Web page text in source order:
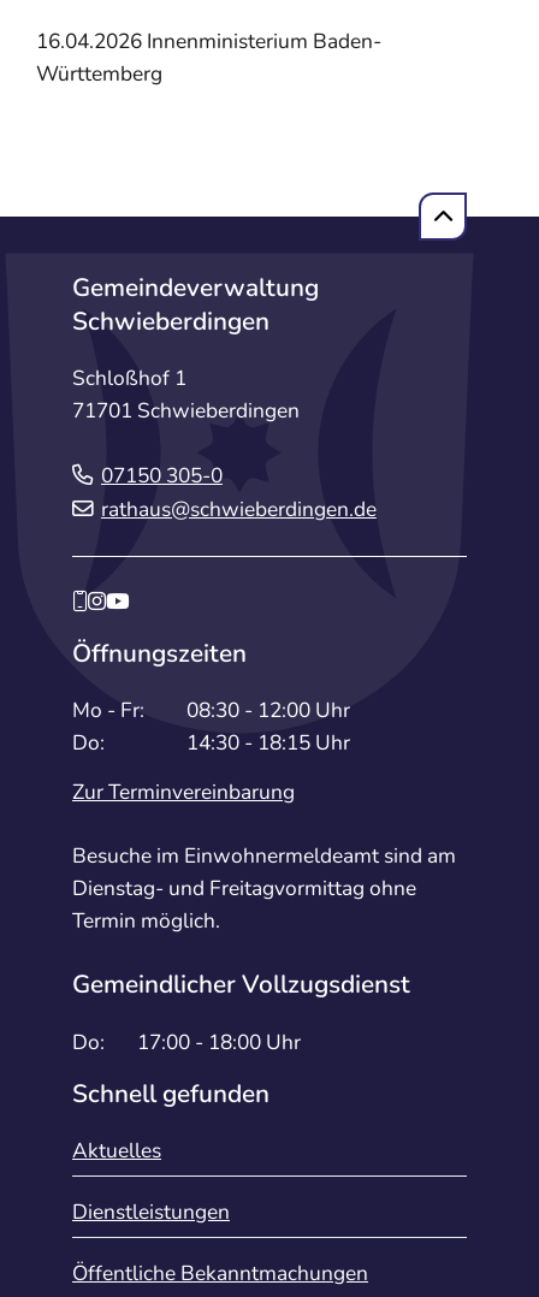
16.04.2026 Innenministerium Baden-
Württemberg
Gemeindeverwaltung
Schwieberdingen
Schloßhof 1
71701 Schwieberdingen
07150 305-0
rathaus@schwieberdingen.de
Öffnungszeiten
Mo - Fr:
08:30 - 12:00 Uhr
Do:
14:30 - 18:15 Uhr
Zur Terminvereinbarung
Besuche im Einwohnermeldeamt sind am
Dienstag- und Freitagvormittag ohne
Termin möglich.
Gemeindlicher Vollzugsdienst
Do: 17:00 - 18:00 Uhr
Schnell gefunden
Aktuelles
Dienstleistungen
Öffentliche Bekanntmachungen